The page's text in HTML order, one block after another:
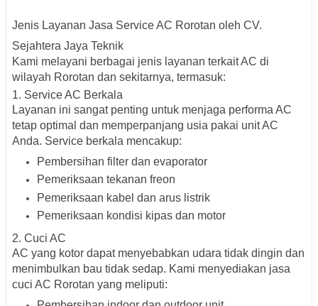
Jenis Layanan Jasa Service AC Rorotan oleh CV.
Sejahtera Jaya Teknik
Kami melayani berbagai jenis layanan terkait AC di
wilayah Rorotan dan sekitarnya, termasuk:
1. Service AC Berkala
Layanan ini sangat penting untuk menjaga performa AC
tetap optimal dan memperpanjang usia pakai unit AC
Anda. Service berkala mencakup:
Pembersihan filter dan evaporator
Pemeriksaan tekanan freon
Pemeriksaan kabel dan arus listrik
Pemeriksaan kondisi kipas dan motor
2. Cuci AC
AC yang kotor dapat menyebabkan udara tidak dingin dan
menimbulkan bau tidak sedap. Kami menyediakan jasa
cuci AC Rorotan yang meliputi: